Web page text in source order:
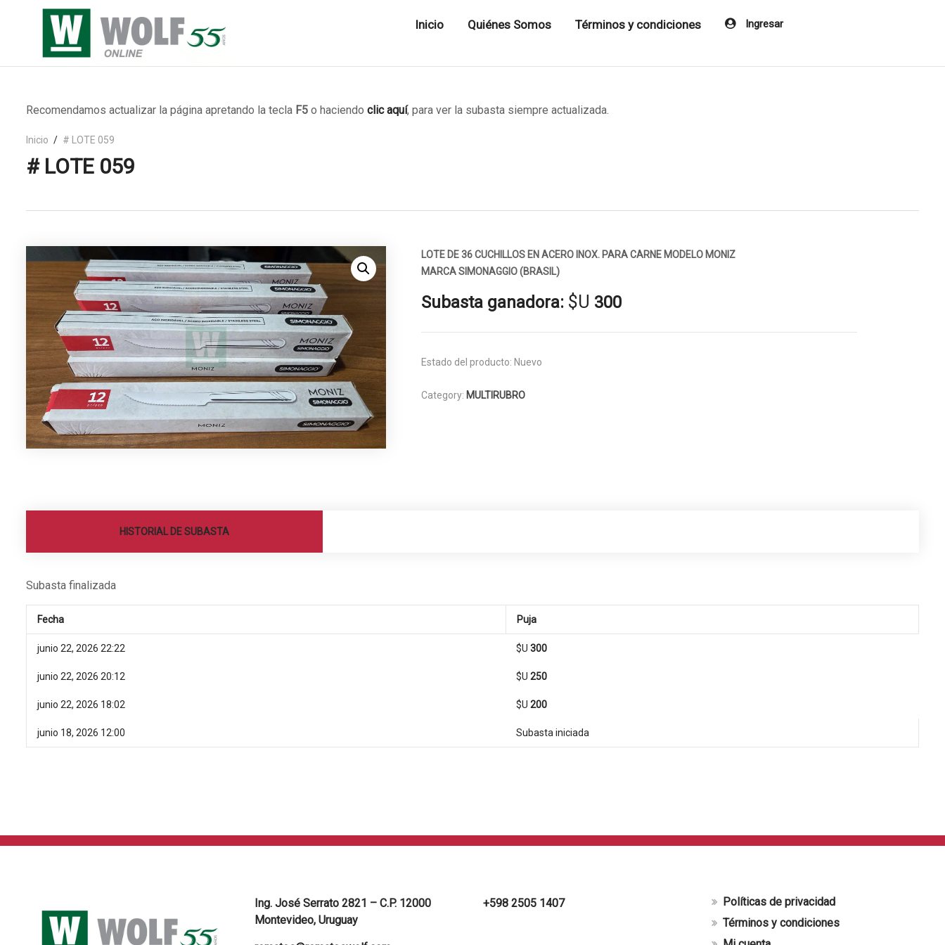
Inicio Quiénes Somos Términos y condiciones Ingresar
Recomendamos actualizar la página apretando la tecla F5 o haciendo clic aquí, para ver la subasta siempre actualizada.
Inicio # LOTE 059
# LOTE 059
LOTE DE 36 CUCHILLOS EN ACERO INOX. PARA CARNE MODELO MONIZ
MARCA SIMONAGGIO (BRASIL)
Subasta ganadora:$U 300
Estado del producto: Nuevo
Category: MULTIRUBRO
HISTORIAL DE SUBASTA
Subasta finalizada
Fecha Puja
junio 22, 2026 22:22 $U 300
junio 22, 2026 20:12 $U 250
junio 22, 2026 18:02 $U 200
junio 18, 2026 12:00 Subasta iniciada
Ing. José Serrato 2821 – C.P. 12000
Montevideo, Uruguay
+598 2505 1407
Políticas de privacidad
Términos y condiciones